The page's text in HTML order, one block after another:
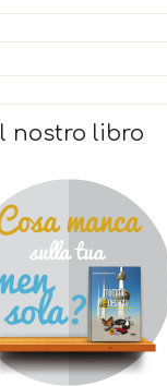
Il nostro libro